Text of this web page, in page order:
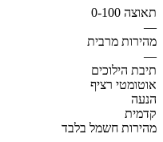
תאוצה 0-100
—
מהירות מרבית
—
תיבת הילוכים
אוטומטי רציף
הנעה
קדמית
מהירות חשמל בלבד